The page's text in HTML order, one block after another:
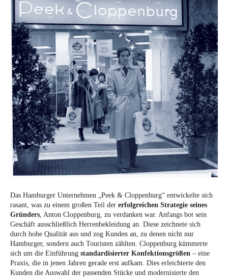
Das Hamburger Unternehmen „Peek & Cloppenburg“ entwickelte sich
rasant, was zu einem großen Teil der erfolgreichen Strategie seines
Gründers , Anton Cloppenburg, zu verdanken war. Anfangs bot sein
Geschäft ausschließlich Herrenbekleidung an. Diese zeichnete sich
durch hohe Qualität aus und zog Kunden an, zu denen nicht nur
Hamburger, sondern auch Touristen zählten. Cloppenburg kümmerte
sich um die Einführung standardisierter Konfektionsgrößen – eine
Praxis, die in jenen Jahren gerade erst aufkam. Dies erleichterte den
Kunden die Auswahl der passenden Stücke und modernisierte den